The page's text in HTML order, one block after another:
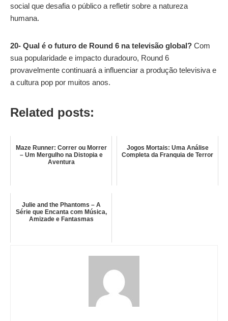
social que desafia o público a refletir sobre a natureza
humana.
20- Qual é o futuro de Round 6 na televisão global? Com
sua popularidade e impacto duradouro, Round 6
provavelmente continuará a influenciar a produção televisiva e
a cultura pop por muitos anos.
Related posts:
Maze Runner: Correr ou Morrer
– Um Mergulho na Distopia e
Aventura
Jogos Mortais: Uma Análise
Completa da Franquia de Terror
Julie and the Phantoms – A
Série que Encanta com Música,
Amizade e Fantasmas